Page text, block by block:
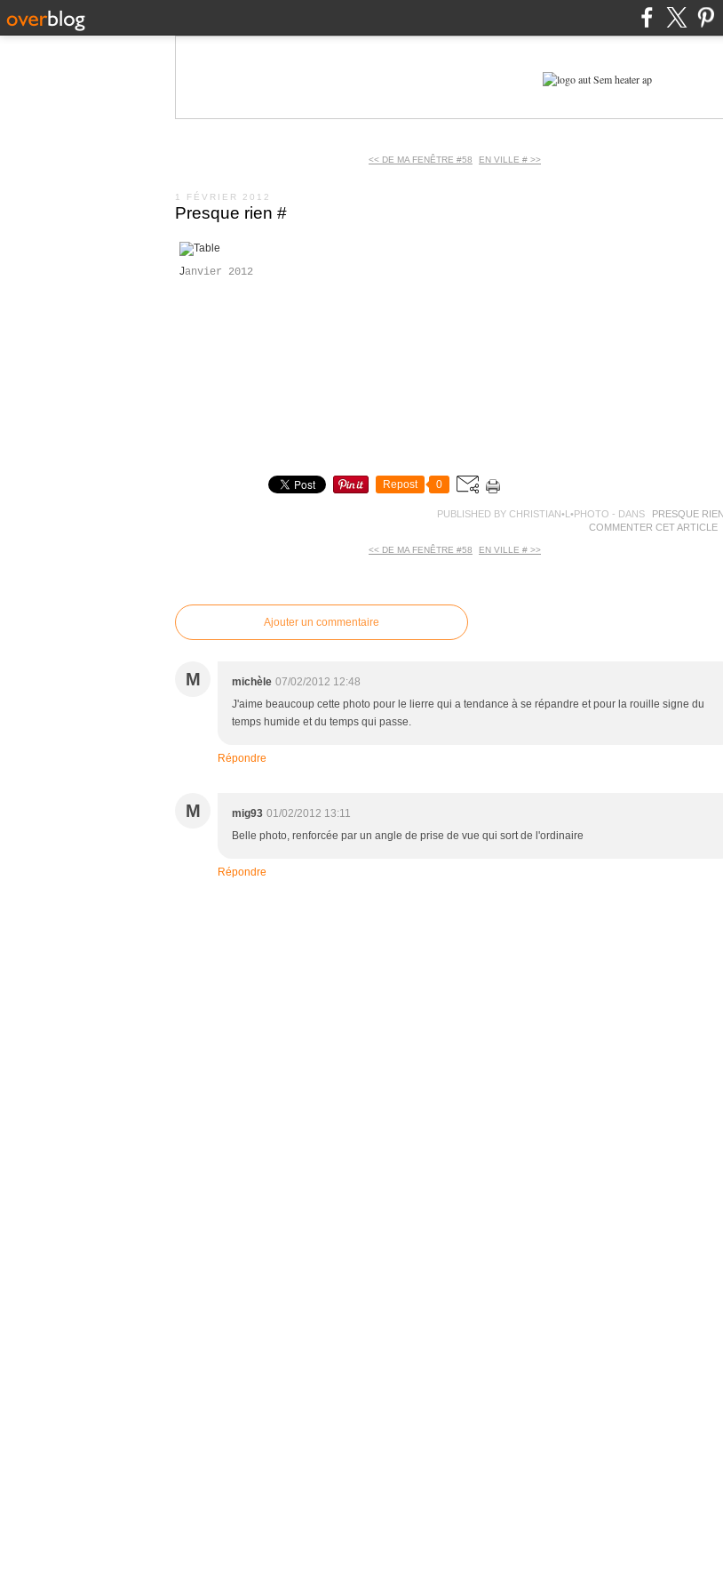
<< DE MA FENÊTRE #58 EN VILLE # >>
1 FÉVRIER 2012
Presque rien #
Janvier 2012
Repost 0
PUBLISHED BY CHRISTIAN•L•PHOTO - DANS
PRESQUE
COMMENTER CET ARTICLE
<< DE MA FENÊTRE #58 EN VILLE # >>
Ajouter un commentaire
M michèle 07/02/2012 12:48
J'aime beaucoup cette photo pour le lierre qui a tendance à se répandre et pour la rouille signe du
temps humide et du temps qui passe.
Répondre
M mig93 01/02/2012 13:11
Belle photo, renforcée par un angle de prise de vue qui sort de l'ordinaire
Répondre